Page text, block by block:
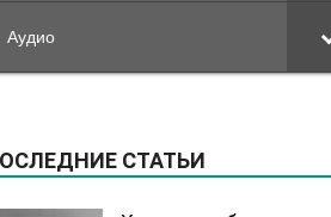
Аудио
СТАТЬИ